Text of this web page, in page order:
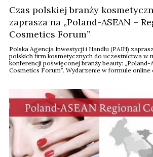
Czas polskiej branży
zaprasza na „Poland-ASEAN –
Cosmetics Forum”
Polska Agencja Inwestycji i Handlu (PAIH)
polskich firm kosmetycznych do uczestnictwa w
konferencji poświęconej branży beauty: „Poland-
Cosmetics Forum”. Wydarzenie w formule online
Południowo-Wschodniej. Wiadomości